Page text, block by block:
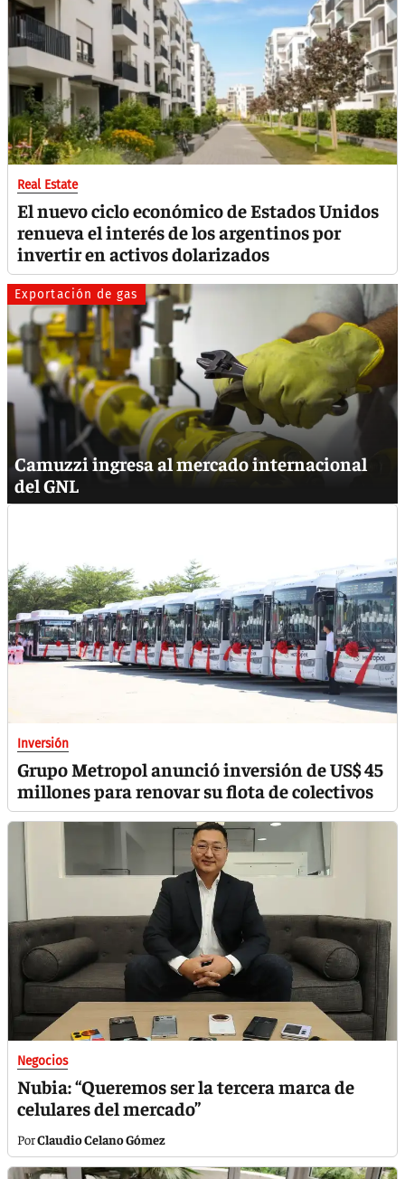
Real Estate
El nuevo ciclo económico de Estados Unidos
renueva el interés de los argentinos por
invertir en activos dolarizados
Exportación de gas
Camuzzi ingresa al mercado internacional
del GNL
Inversión
Grupo Metropol anunció inversión de US$ 45
millones para renovar su flota de colectivos
Negocios
Nubia: “Queremos ser la tercera marca de
celulares del mercado”
Claudio Celano Gómez